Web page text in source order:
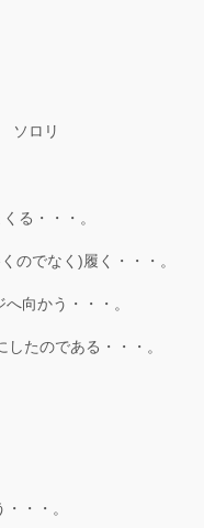
ソロリ
る・・・。
のでなく)履く・・・。
向かう・・・。
たのである・・・。
・・。